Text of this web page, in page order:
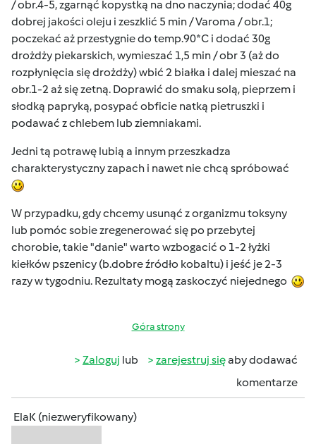
/ obr.4-5, zgarnąć kopystką na dno naczynia; dodać 40g
dobrej jakości oleju i zeszklić 5 min / Varoma / obr.1;
poczekać aż przestygnie do temp.90*C i dodać 30g
drożdży piekarskich, wymieszać 1,5 min / obr 3 (aż do
rozpłynięcia się drożdży) wbić 2 białka i dalej mieszać na
obr.1-2 aż się zetną. Doprawić do smaku solą, pieprzem i
słodką papryką, posypać obficie natką pietruszki i
podawać z chlebem lub ziemniakami.
Jedni tą potrawę lubią a innym przeszkadza
charakterystyczny zapach i nawet nie chcą spróbować
W przypadku, gdy chcemy usunąć z organizmu toksyny
lub pomóc sobie zregenerować się po przebytej
chorobie, takie "danie" warto wzbogacić o 1-2 łyżki
kiełków pszenicy (b.dobre źródło kobaltu) i jeść je 2-3
razy w tygodniu. Rezultaty mogą zaskoczyć niejednego
Góra strony
Zaloguj lub zarejestruj sięaby dodawać
komentarze
ElaK (niezweryfikowany)